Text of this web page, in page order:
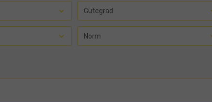
Gütegrad
Norm